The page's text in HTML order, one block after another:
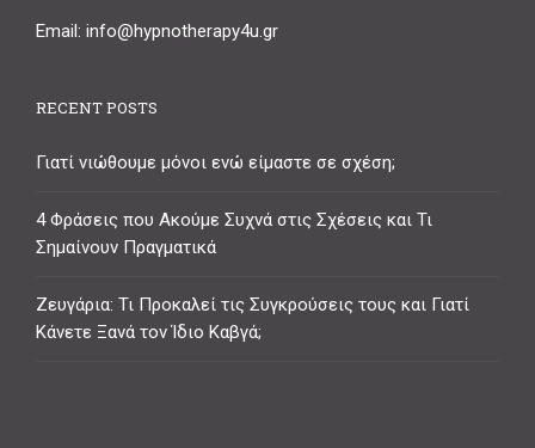
Email: info@hypnotherapy4u.gr
RECENT POSTS
Γιατί νιώθουμε μόνοι ενώ είμαστε σε σχέση;
4 Φράσεις που Ακούμε Συχνά στις Σχέσεις και Τι
Σημαίνουν Πραγματικά
Ζευγάρια: Τι Προκαλεί τις Συγκρούσεις τους και Γιατί
Κάνετε Ξανά τον Ίδιο Καβγά;